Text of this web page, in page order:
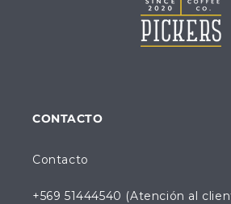
CONTACTO
Contacto
+569 51444540 (Atención al